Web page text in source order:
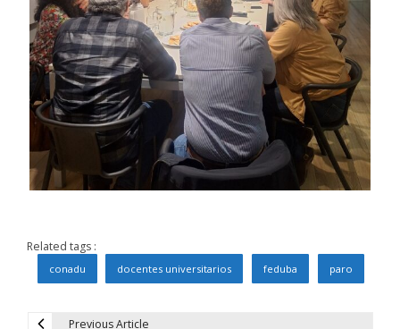
Related tags :
conadu docentes universitarios feduba paro
Previous Article